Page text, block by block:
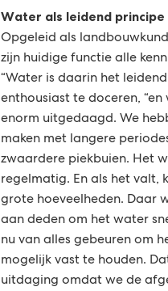
Water als leidend principe
Opgeleid als
zijn huidige functie alle
“Water is daarin het
enthousiast te doceren,
enorm uitgedaagd. We
maken met langere
zwaardere piekbuien. Het
regelmatig. En als het valt,
grote hoeveelheden. Daar
aan deden om het water
nu van alles gebeuren om
mogelijk vast te houden.
uitdaging omdat we de